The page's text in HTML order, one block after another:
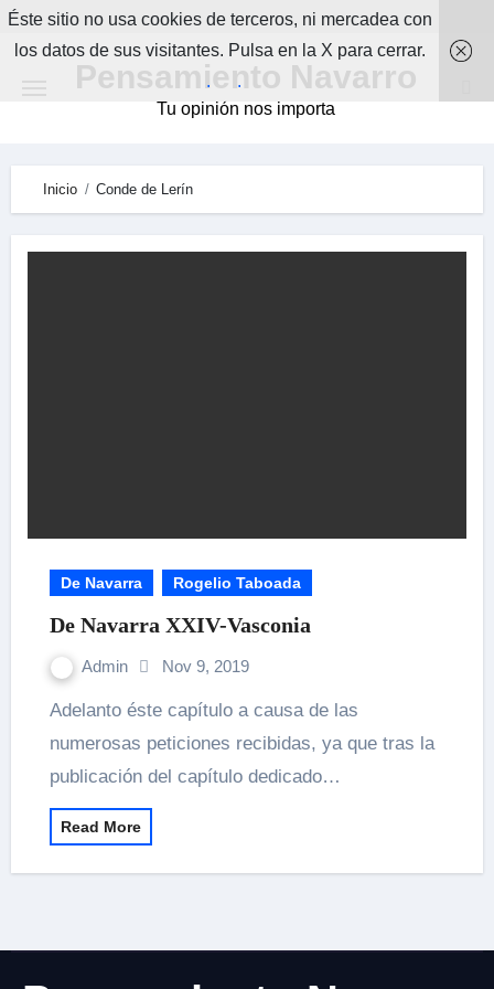
Skip
Pensamiento Navarro
Tu opinión nos importa
Inicio Conde de Lerín
De Navarra Rogelio Taboada
De Navarra XXIV-Vasconia
Admin Nov 9, 2019
Adelanto éste capítulo a causa de las
numerosas peticiones recibidas, ya que tras la
publicación del capítulo dedicado…
Read More
Éste sitio no usa cookies de terceros, ni mercadea con
los datos de sus visitantes. Pulsa en la X para cerrar.
.
.